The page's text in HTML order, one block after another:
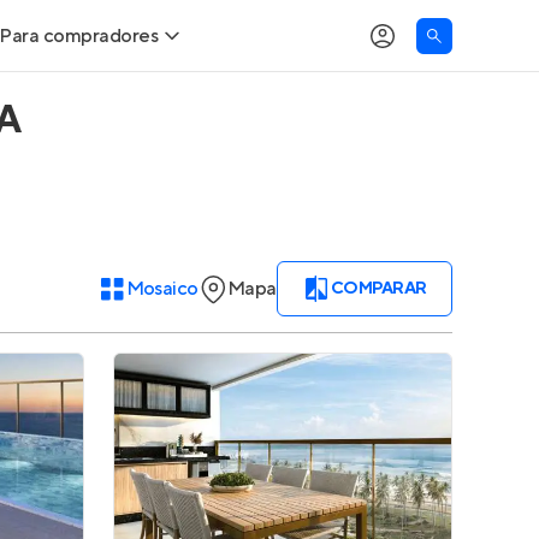
Entrar no Apto
Para compradores
Buscar um imóvel novo
Correção do INCC
Simulador de Financiamento
Encontre um corretor
Entrar no Apto
Mosaico Mapa COMPARAR